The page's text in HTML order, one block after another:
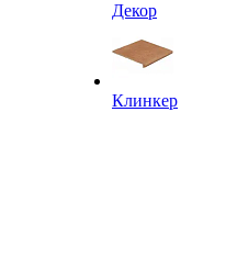
Декор
Клинкер